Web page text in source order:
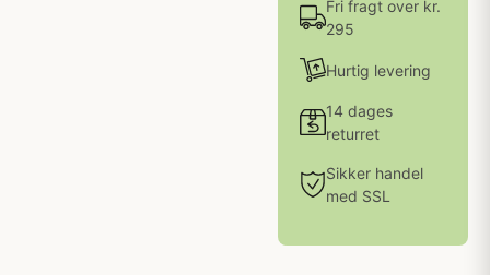
Fri fragt over kr.
295
Hurtig levering
14 dages
returret
Sikker handel
med SSL